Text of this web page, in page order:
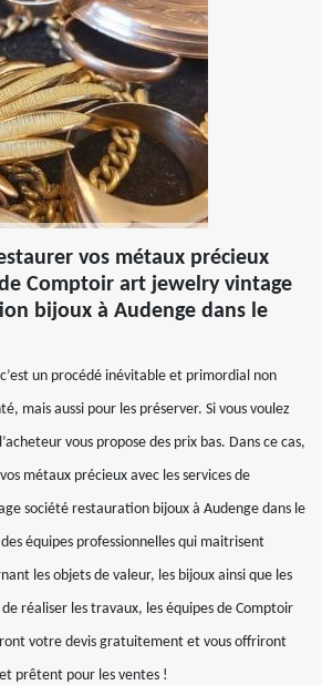
vos métaux précieux
Comptoir art jewelry vintage
bijoux à Audenge dans le
un procédé inévitable et primordial non
mais aussi pour les préserver. Si vous voulez
vous propose des prix bas. Dans ce cas,
métaux précieux avec les services de
société restauration bijoux à Audenge dans le
équipes professionnelles qui maitrisent
les objets de valeur, les bijoux ainsi que les
réaliser les travaux, les équipes de Comptoir
votre devis gratuitement et vous offriront
prêtent pour les ventes !